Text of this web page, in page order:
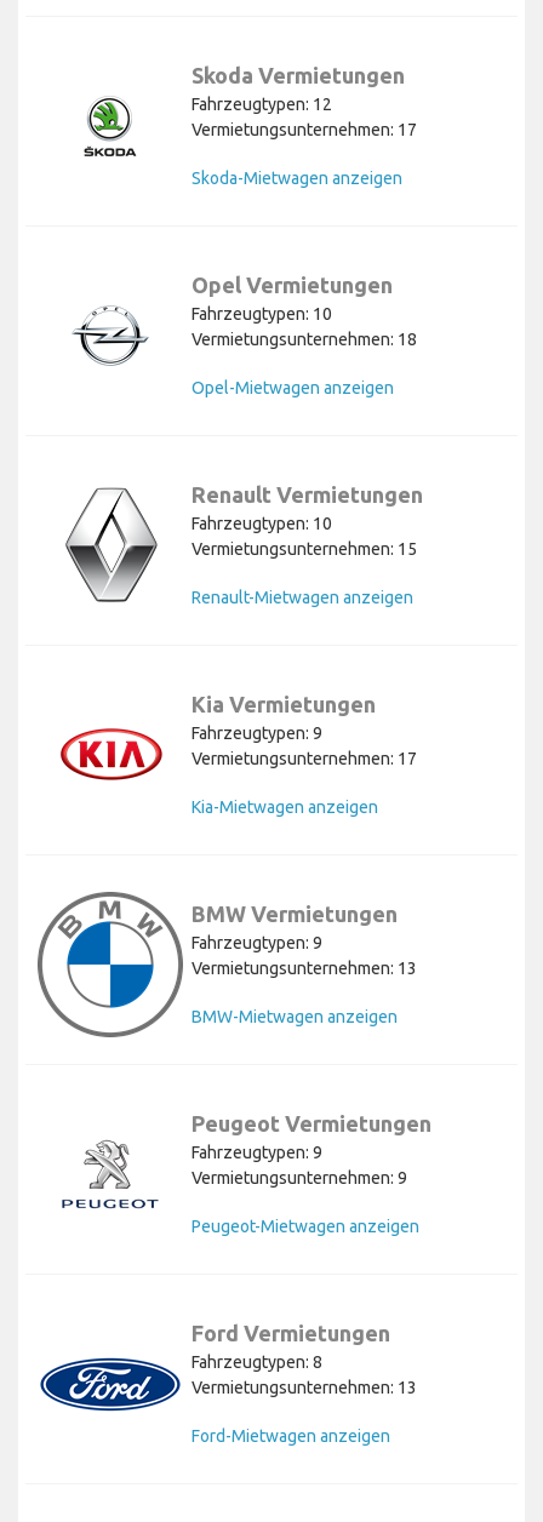
Skoda Vermietungen
Fahrzeugtypen: 12
Vermietungsunternehmen: 17
Skoda-Mietwagen anzeigen
Opel Vermietungen
Fahrzeugtypen: 10
Vermietungsunternehmen: 18
Opel-Mietwagen anzeigen
Renault Vermietungen
Fahrzeugtypen: 10
Vermietungsunternehmen: 15
Renault-Mietwagen anzeigen
Kia Vermietungen
Fahrzeugtypen: 9
Vermietungsunternehmen: 17
Kia-Mietwagen anzeigen
BMW Vermietungen
Fahrzeugtypen: 9
Vermietungsunternehmen: 13
BMW-Mietwagen anzeigen
Peugeot Vermietungen
Fahrzeugtypen: 9
Vermietungsunternehmen: 9
Peugeot-Mietwagen anzeigen
Ford Vermietungen
Fahrzeugtypen: 8
Vermietungsunternehmen: 13
Ford-Mietwagen anzeigen